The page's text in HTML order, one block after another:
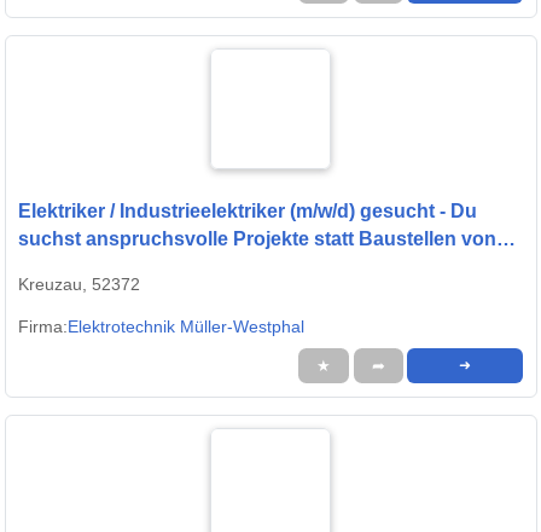
Elektriker / Industrieelektriker (m/w/d) gesucht - Du
suchst anspruchsvolle Projekte statt Baustellen von
Kreuzau, 52372
Firma:Elektrotechnik Müller-Westphal
★ ➦ ➜